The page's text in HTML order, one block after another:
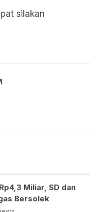
silakan
Miliar, SD dan
Bersolek